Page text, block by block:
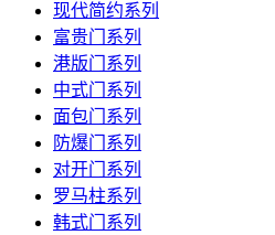
现代简约系列
富贵门系列
港版门系列
中式门系列
面包门系列
防爆门系列
对开门系列
罗马柱系列
韩式门系列